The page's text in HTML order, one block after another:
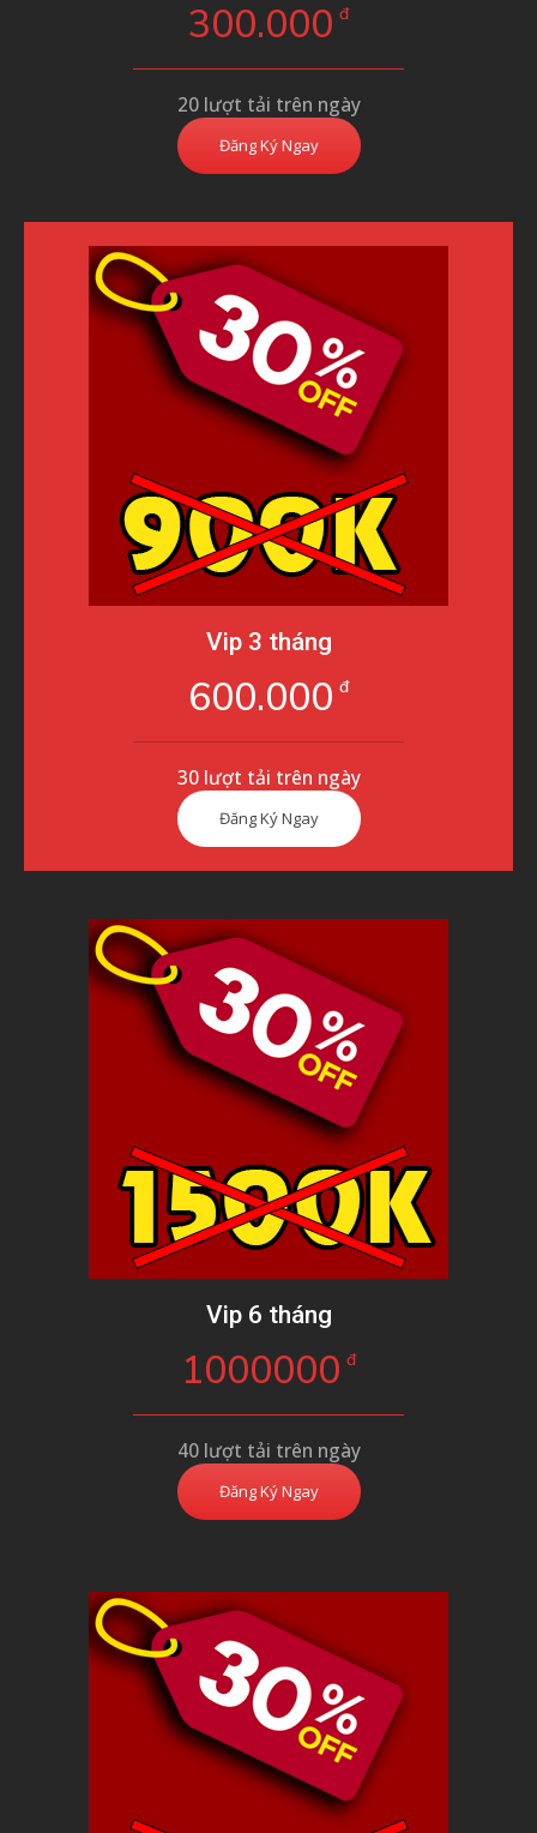
300.000 đ
20 lượt tải trên ngày
Đăng Ký Ngay
Vip 3 tháng
600.000 đ
30 lượt tải trên ngày
Đăng Ký Ngay
Vip 6 tháng
1000000 đ
40 lượt tải trên ngày
Đăng Ký Ngay